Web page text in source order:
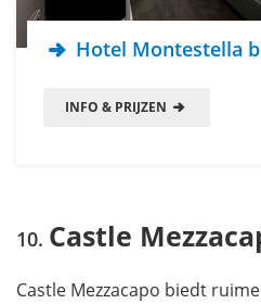
Hotel Montestella
INFO & PRIJZEN
Castle
Castle Mezzacapo biedt